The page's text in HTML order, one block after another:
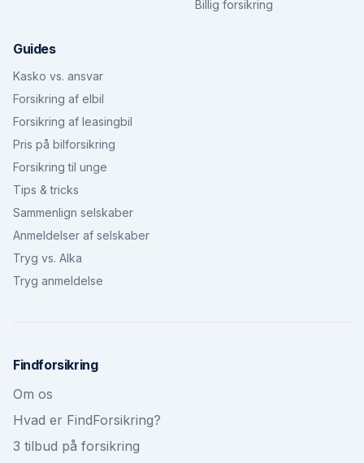
Billig forsikring
Guides
Kasko vs. ansvar
Forsikring af elbil
Forsikring af leasingbil
Pris på bilforsikring
Forsikring til unge
Tips & tricks
Sammenlign selskaber
Anmeldelser af selskaber
Tryg vs. Alka
Tryg anmeldelse
Findforsikring
Om os
Hvad er FindForsikring?
3 tilbud på forsikring